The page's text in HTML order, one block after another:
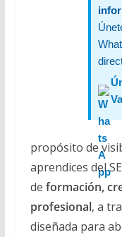
propósito de
aprendices del
de formación,
profesional, a
diseñada para